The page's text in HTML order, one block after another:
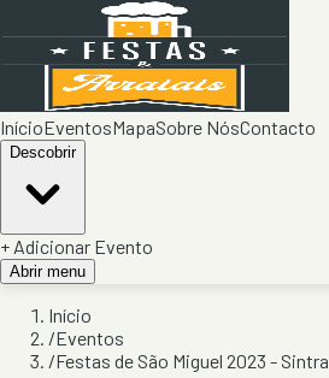
InícioEventosMapaSobre NósContacto
Descobrir
+ Adicionar Evento
Abrir menu
Início
/Eventos
/Festas de São Miguel 2023 - Sintra